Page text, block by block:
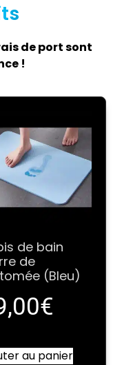
de port sont
!
de bain
de
(Bleu)
€
au panier